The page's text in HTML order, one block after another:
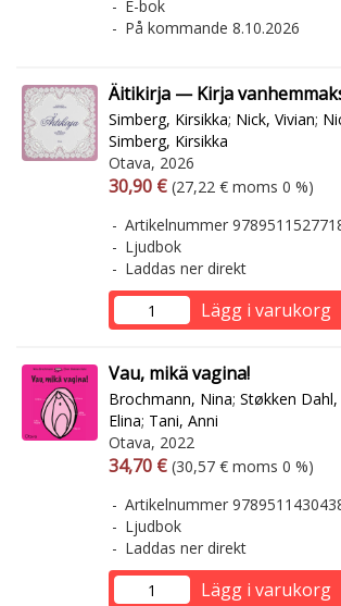
E-bok
På kommande 8.10.2026
Äitikirja — Kirja
Simberg, Kirsikka; Nick, Vivian;
Simberg, Kirsikka
Otava, 2026
Arvonlisäverollinen hinta
30,90 € Arvonlisäveroton hinta
(27,22 € moms 0 %)
Artikelnummer
Ljudbok
Laddas ner direkt
Lägg i varukorg
Vau, mikä vagina!
Brochmann, Nina; Støkken Dahl,
Elina; Tani, Anni
Otava, 2022
Arvonlisäverollinen hinta
34,70 € Arvonlisäveroton hinta
(30,57 € moms 0 %)
Artikelnummer
Ljudbok
Laddas ner direkt
Lägg i varukorg